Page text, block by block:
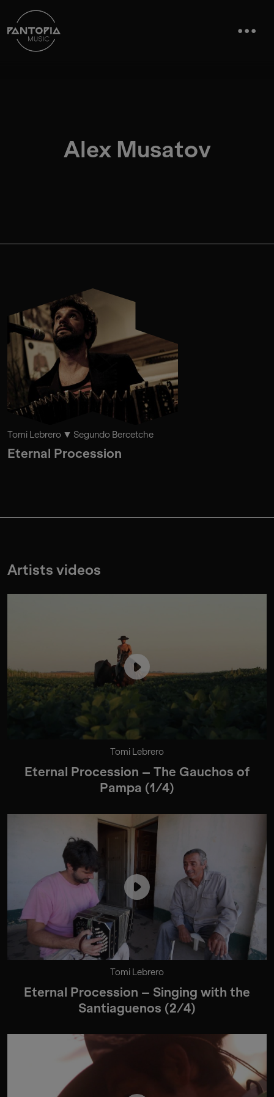
Alex Musatov
Tomi Lebrero Segundo Bercetche
Eternal Procession
Artists videos
Tomi Lebrero
Eternal Procession – The Gauchos of
Pampa (1/4)
Tomi Lebrero
Eternal Procession – Singing with the
Santiaguenos (2/4)